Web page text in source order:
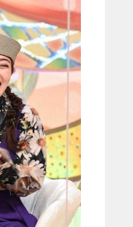
ブ！げーみんぐ』＝LOV
羅＆佐々木舞香SPインタ